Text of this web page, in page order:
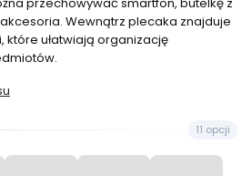
Wewnątrz plecaka znajduje
które ułatwiają organizację
11 opcji